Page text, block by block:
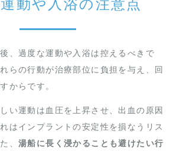
動や入浴の注意点
、過度な運動や入浴は控えるべきで
らの行動が治療部位に負担を与え、回
からです。
い運動は血圧を上昇させ、出血の原因
はインプラントの安定性を損なうリス
、 湯船に長く浸かることも避けたい行